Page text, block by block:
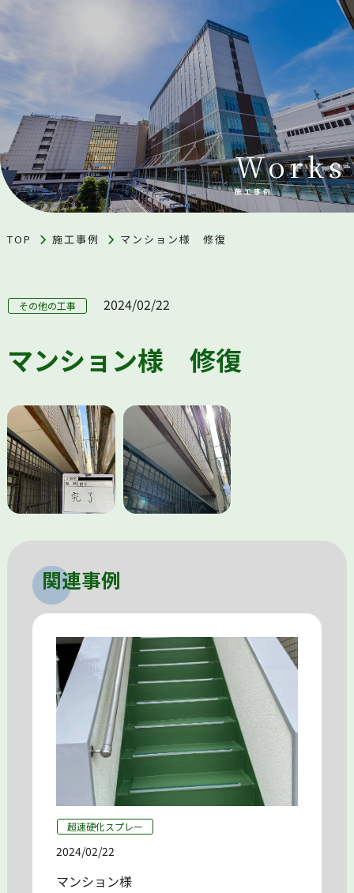
Works
施工事例
TOP 施工事例 マンション様 修復
その他の工事 2024/02/22
マンション様 修復
関連事例
超速硬化スプレー
2024/02/22
マンション様